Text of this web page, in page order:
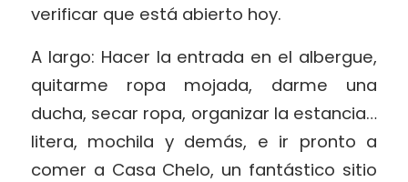
verificar que está abierto hoy.
A largo: Hacer la entrada en el albergue,
quitarme ropa mojada, darme una
ducha, secar ropa, organizar la estancia…
litera, mochila y demás, e ir pronto a
comer a Casa Chelo, un fantástico sitio